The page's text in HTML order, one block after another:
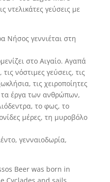
ντελικάτες γεύσεις με
Νήσος γεννιέται στη
στο Αιγαίο. Αγαπά
νόστιμες γεύσεις, τις
τις χειροποίητες
τα έργα των ανθρώπων,
το φως, το
μέρες, τη μυροβόλο
γενναιοδωρία,
Beer was born in